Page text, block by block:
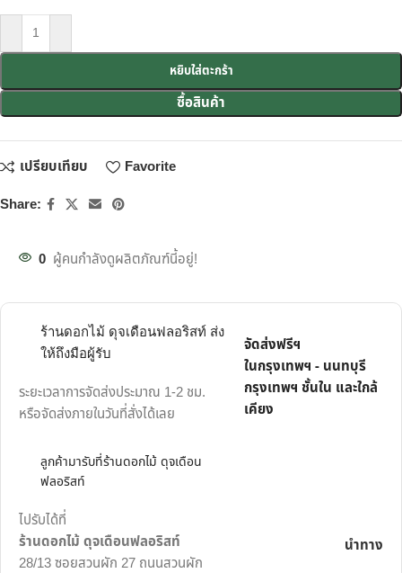
หยิบใส่ตะกร้า
ซื้อสินค้า
เปรียบเทียบ
Favorite
Share:
0 ผู้คนกำลังดูผลิตภัณฑ์นี้อยู่!
ร้านดอกไม้ ดุจเดือนฟลอริสท์ ส่ง
ให้ถึงมือผู้รับ
ระยะเวลาการจัดส่งประมาณ 1-2 ชม.
หรือจัดส่งภายในวันที่สั่งได้เลย
จัดส่งฟรีฯ
ในกรุงเทพฯ - นนทบุรี
กรุงเทพฯ ชั้นใน และใกล้
เคียง
ลูกค้ามารับที่ร้านดอกไม้ ดุจเดือน
ฟลอริสท์
ไปรับได้ที่
ร้านดอกไม้ ดุจเดือนฟลอริสท์
28/13 ซอยสวนผัก 27 ถนนสวนผัก
นำทาง